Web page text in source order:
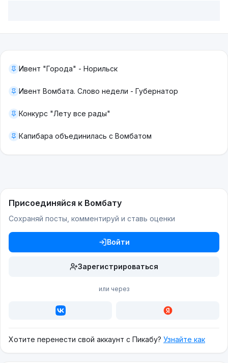
Ивент "Города" - Норильск
Ивент Вомбата. Слово недели - Губернатор
Конкурс "Лету все рады"
Капибара объединилась с Вомбатом
Присоединяйся к Вомбату
Сохраняй посты, комментируй и ставь оценки
Войти
Зарегистрироваться
или через
Хотите перенести свой аккаунт с Пикабу? Узнайте как